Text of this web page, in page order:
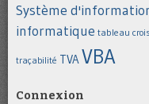
Système
informatique tableau
traçabilité TVAVBA
Connexion